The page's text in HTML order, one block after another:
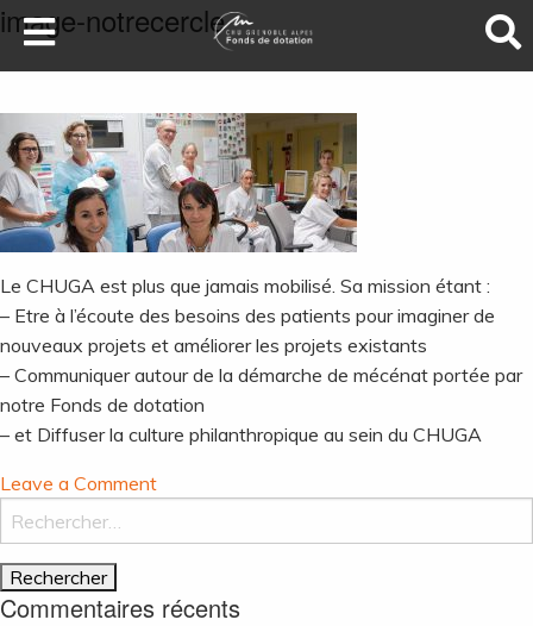
DEVENEZ MÉCÈNES
NOS PROJETS
ILS NOUS SOUTIENNENT
FAIRE UN DON
image-notrecercle
Le CHUGA est plus que jamais mobilisé. Sa mission étant :
– Etre à l’écoute des besoins des patients pour imaginer de
nouveaux projets et améliorer les projets existants
– Communiquer autour de la démarche de mécénat portée par
notre Fonds de dotation
– et Diffuser la culture philanthropique au sein du CHUGA
Leave a Commenton
notrecercle
Rechercher :
Commentaires récents